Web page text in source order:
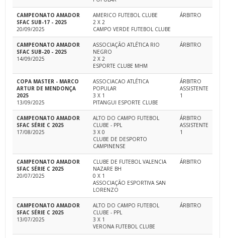
CAMPEONATO AMADOR
SFAC SUB-17 - 2025
20/09/2025
AMERICO FUTEBOL CLUBE
2 X 2
CAMPO VERDE FUTEBOL CLUBE
ÁRBITRO
CAMPEONATO AMADOR
SFAC SUB-20 - 2025
14/09/2025
ASSOCIAÇÃO ATLÉTICA RIO
NEGRO
2 X 2
ESPORTE CLUBE MHM
ÁRBITRO
COPA MASTER - MARCO
ARTUR DE MENDONÇA
2025
13/09/2025
ASSOCIACAO ATLÉTICA
POPULAR
3 X 1
PITANGUI ESPORTE CLUBE
ÁRBITRO
ASSISTENTE
1
CAMPEONATO AMADOR
SFAC SÉRIE C 2025
17/08/2025
ALTO DO CAMPO FUTEBOL
CLUBE - PPL
3 X 0
CLUBE DE DESPORTO
CAMPINENSE
ÁRBITRO
ASSISTENTE
1
CAMPEONATO AMADOR
SFAC SÉRIE C 2025
20/07/2025
CLUBE DE FUTEBOL VALENCIA
NAZARE BH
0 X 1
ASSOCIAÇÃO ESPORTIVA SAN
LORENZO
ÁRBITRO
CAMPEONATO AMADOR
SFAC SÉRIE C 2025
13/07/2025
ALTO DO CAMPO FUTEBOL
CLUBE - PPL
3 X 1
VERONA FUTEBOL CLUBE
ÁRBITRO